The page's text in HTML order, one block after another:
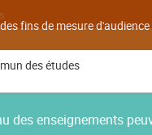
fins de mesure
des études
enseignements